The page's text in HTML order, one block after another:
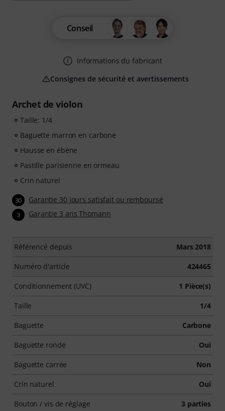
Archet de violon
Taille: 1/4
Baguette marron en carbone
Hausse en ébène
Pastille parisienne en ormeau
Crin naturel
30 Garantie 30 jours satisfait ou remboursé
3 Garantie 3 ans Thomann
Référencé depuis Mars 2018
Numéro d'article 424465
Conditionnement (UVC) 1 Pièce(s)
Taille 1/4
Baguette Carbone
Baguette ronde Oui
Baguette carrée Non
Crin naturel Oui
Bouton / vis de réglage 3 parties
Conseil
Informations du fabricant
Consignes de sécurité et avertissements